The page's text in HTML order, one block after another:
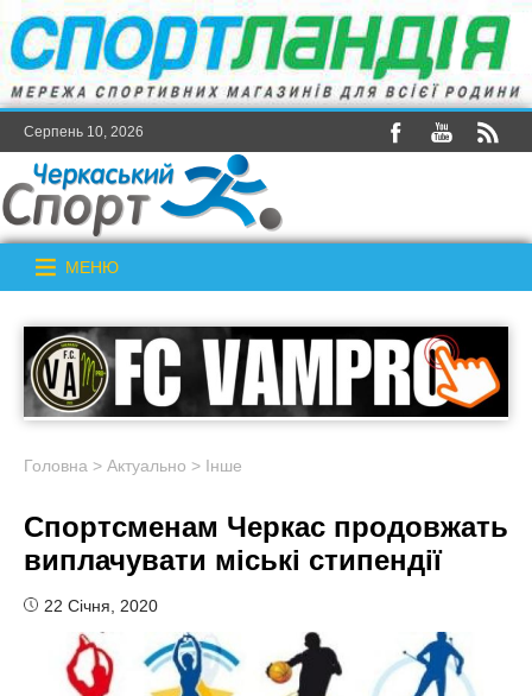
Серпень 10, 2026
МЕНЮ
Головна > Актуально > Інше
Спортсменам Черкас продовжать
виплачувати міські стипендії
22 Січня, 2020